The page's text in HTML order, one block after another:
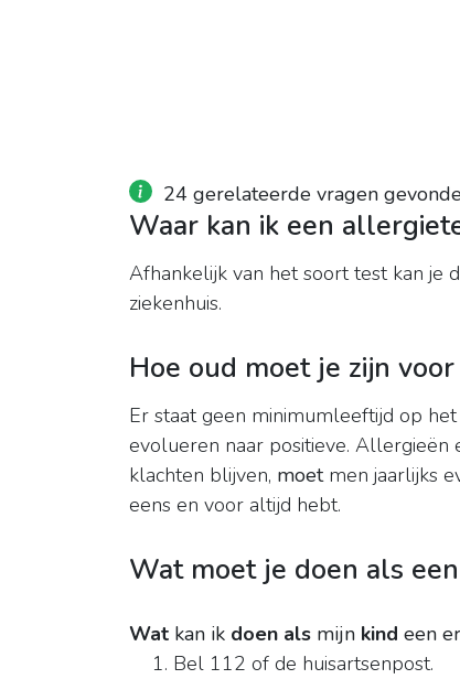
24 gerelateerde vragen
Waar kan ik een
Afhankelijk van het soort test kan je
ziekenhuis.
Hoe oud moet je zijn
Er staat geen minimumleeftijd op
evolueren naar positieve.
klachten blijven, moetmen jaarlijks
eens en voor altijd hebt.
Wat moet je doen als
Wat kan ik doen als mijn kind een
Bel 112 of de huisartsenpost.